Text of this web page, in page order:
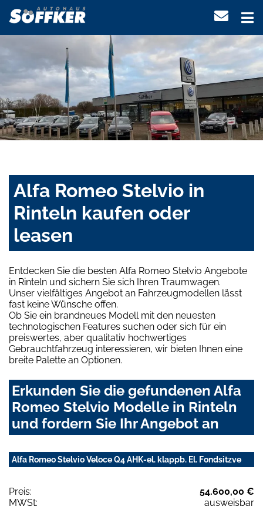
Alfa Romeo Stelvio in
Rinteln kaufen oder
leasen
Entdecken Sie die besten Alfa Romeo Stelvio Angebote
in Rinteln und sichern Sie sich Ihren Traumwagen.
Unser vielfältiges Angebot an Fahrzeugmodellen lässt
fast keine Wünsche offen.
Ob Sie ein brandneues Modell mit den neuesten
technologischen Features suchen oder sich für ein
preiswertes, aber qualitativ hochwertiges
Gebrauchtfahrzeug interessieren, wir bieten Ihnen eine
breite Palette an Optionen.
Erkunden Sie die gefundenen Alfa
Romeo Stelvio Modelle in Rinteln
und fordern Sie Ihr Angebot an
Alfa Romeo Stelvio Veloce Q4 AHK-el. klappb. El. Fondsitzve
Preis:
54.600,00 €
MWSt:
ausweisbar